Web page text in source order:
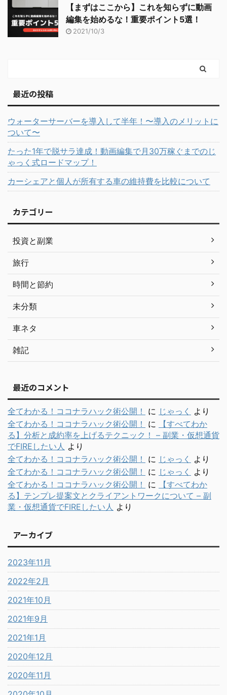
【まずはここから】これを知らずに動画
編集を始めるな！重要ポイント5選！
2021/10/3
最近の投稿
ウォーターサーバーを導入して半年！〜導入のメリットに
ついて〜
たった1年で脱サラ達成！動画編集で月30万稼ぐまでのじ
ゃっく式ロードマップ！
カーシェアと個人が所有する車の維持費を比較について
カテゴリー
投資と副業
旅行
時間と節約
未分類
車ネタ
雑記
最近のコメント
全てわかる！ココナラハック術公開！ に じゃっく
より
全てわかる！ココナラハック術公開！
に
【すべてわか
る】分析と成約率を上げるテクニック！ – 副業・仮想通貨
でFIREしたい人 より
全てわかる！ココナラハック術公開！
に じゃっく
より
全てわかる！ココナラハック術公開！
に じゃっく
より
全てわかる！ココナラハック術公開！
に
【すべてわか
る】テンプレ提案文とクライアントワークについて – 副
業・仮想通貨でFIREしたい人 より
アーカイブ
2023年11月
2022年2月
2021年10月
2021年9月
2021年1月
2020年12月
2020年11月